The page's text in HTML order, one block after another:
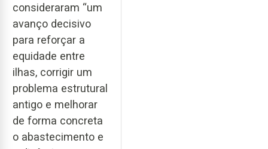
consideraram “um
avanço decisivo
para reforçar a
equidade entre
ilhas, corrigir um
problema estrutural
antigo e melhorar
de forma concreta
o abastecimento e